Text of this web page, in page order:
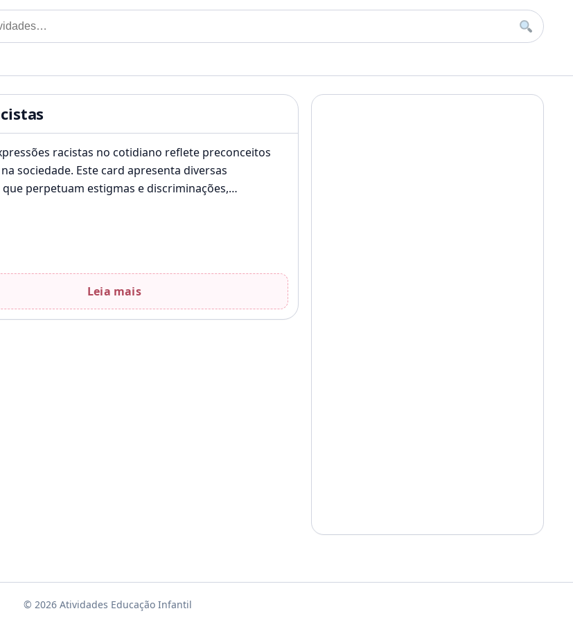
Buscar
racistas no cotidiano reflete preconceitos
sociedade. Este card apresenta diversas
que perpetuam estigmas e discriminações,
Leia mais
© 2026 Atividades Educação Infantil